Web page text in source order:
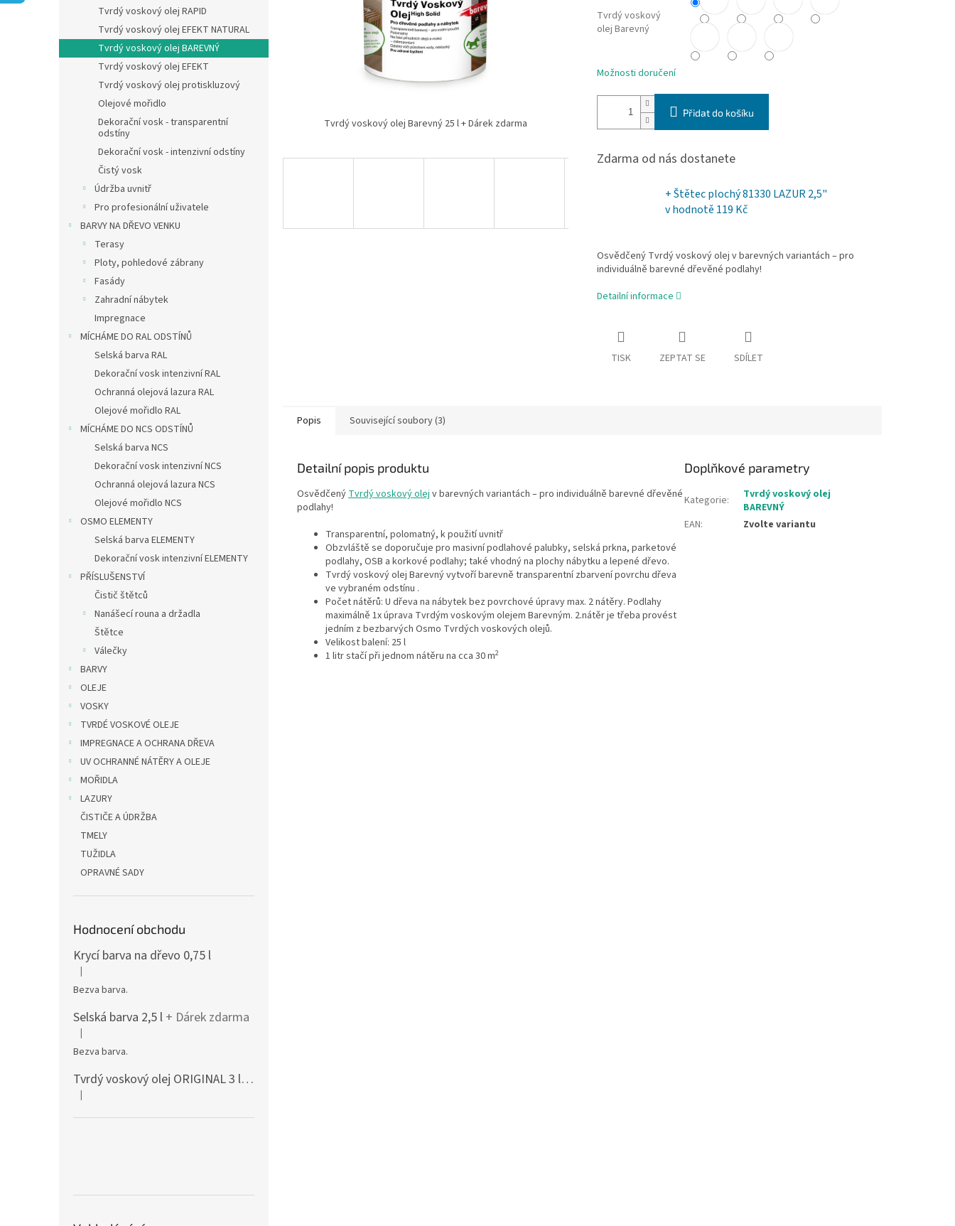
l
Tvrdý voskový olej RAPID
Tvrdý voskový olej EFEKT NATURAL
Tvrdý voskový olej BAREVNÝ
Tvrdý voskový olej EFEKT
Tvrdý voskový olej protiskluzový
Olejové mořidlo
Dekorační vosk - transparentní
odstíny
Dekorační vosk - intenzivní odstíny
Čistý vosk
Údržba uvnitř
Pro profesionální uživatele
BARVY NA DŘEVO VENKU
Terasy
Ploty, pohledové zábrany
Fasády
Zahradní nábytek
Impregnace
MÍCHÁME DO RAL ODSTÍNŮ
Selská barva RAL
Dekorační vosk intenzivní RAL
Ochranná olejová lazura RAL
Olejové mořidlo RAL
MÍCHÁME DO NCS ODSTÍNŮ
Selská barva NCS
Dekorační vosk intenzivní NCS
Ochranná olejová lazura NCS
Olejové mořidlo NCS
OSMO ELEMENTY
Selská barva ELEMENTY
Dekorační vosk intenzivní ELEMENTY
PŘÍSLUŠENSTVÍ
Čistič štětců
Nanášecí rouna a držadla
Štětce
Válečky
BARVY
OLEJE
VOSKY
TVRDÉ VOSKOVÉ OLEJE
IMPREGNACE A OCHRANA DŘEVA
UV OCHRANNÉ NÁTĚRY A OLEJE
MOŘIDLA
LAZURY
ČISTIČE A ÚDRŽBA
TMELY
TUŽIDLA
OPRAVNÉ SADY
Hodnocení obchodu
Krycí barva na dřevo 0,75 l
Hodnocení produktu je 5 z 5 hvězdiček.
|
Bezva barva.
Selská barva 2,5 l + Dárek zdarma
Hodnocení produktu je 5 z 5 hvězdiček.
|
Bezva barva.
Tvrdý voskový olej ORIGINAL 3 l mat 3062
Hodnocení produktu je 5 z 5 hvězdiček.
|
Tvrdý voskový olej Barevný 25 l + Dárek zdarma
Tvrdý voskový
olej Barevný
Možnosti doručení
Přidat do košíku
Zdarma od nás dostanete
+ Štětec plochý 81330 LAZUR 2,5"
v hodnotě 119 Kč
Osvědčený Tvrdý voskový olej v barevných variantách – pro
individuálně barevné dřevěné podlahy!
Detailní informace
TISK ZEPTAT SE SDÍLET
Popis Související soubory (3)
Detailní popis produktu
OsvědčenýTvrdý voskový olej v barevných variantách – pro individuálně barevné dřevěné
podlahy!
Transparentní, polomatný, k použití uvnitř
Obzvláště se doporučuje pro masivní podlahové palubky, selská prkna, parketové
podlahy, OSB a korkové podlahy; také vhodný na plochy nábytku a lepené dřevo.
Tvrdý voskový olej Barevný vytvoří barevně transparentní zbarvení povrchu dřeva
ve vybraném odstínu .
Počet nátěrů: U dřeva na nábytek bez povrchové úpravy max. 2 nátěry. Podlahy
maximálně 1x úprava Tvrdým voskovým olejem Barevným. 2.nátěr je třeba provést
jedním z bezbarvých Osmo Tvrdých voskových olejů.
Velikost balení: 25 l
1 litr stačí při jednom nátěru na cca 30 m2
Doplňkové parametry
Kategorie:
Tvrdý voskový olej
BAREVNÝ
EAN: Zvolte variantu